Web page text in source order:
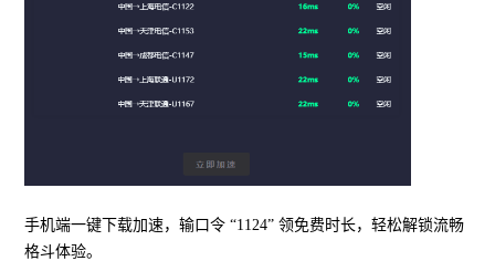
手机端一键下载加速，输口令 “1124” 领免费时长，轻松解锁流畅
格斗体验。